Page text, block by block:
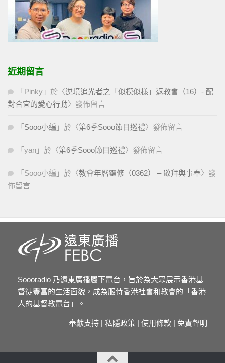
近期留言
「 Pinky 」於〈逆境追光者之「似模似樣」返教會（16）- 配
對合宜的愛心行動〉發佈留言
「 Sooo小編 」於〈第6季Sooo節目巡禮〉發佈留言
「 yan 」於〈第6季Sooo節目巡禮〉發佈留言
「 Sooo小編 」於〈教會年曆靈修（0362） – 敬拜與事奉〉發
佈留言
Soooradio 乃遠東廣播屬下電台，旨於為大眾展示香港基
督徒豐富的生活面貌，成為服侍香港社會和教會的「香港
人的基督教電台」。
奉獻支持 | 私隱政策 | 使用條款 | 免責聲明